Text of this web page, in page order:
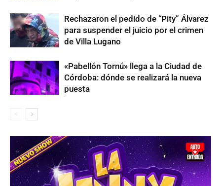
Rechazaron el pedido de “Pity” Álvarez
para suspender el juicio por el crimen
de Villa Lugano
«Pabellón Tornú» llega a la Ciudad de
Córdoba: dónde se realizará la nueva
puesta